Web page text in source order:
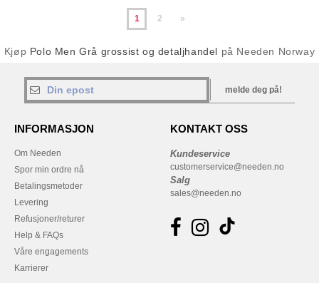
1 2 »
Kjøp Polo Men Grå grossist og detaljhandel på Needen Norway
melde deg på!
INFORMASJON
Om Needen
Spor min ordre nå
Betalingsmetoder
Levering
Refusjoner/returer
Help & FAQs
Våre engagements
Karrierer
KONTAKT OSS
Kundeservice
customerservice@needen.no
Salg
sales@needen.no